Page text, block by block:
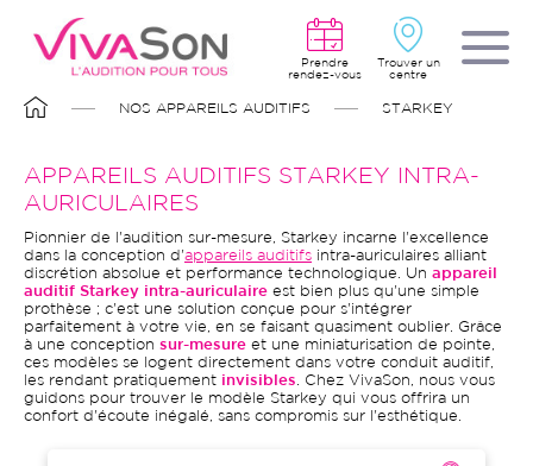
contenu
principal
Prendre
rendez-vous
Trouver un
centre
FIL
D'ARIANE
NOS APPAREILS AUDITIFS STARKEY
APPAREILS AUDITIFS STARKEY INTRA-
AURICULAIRES
Pionnier de l'audition sur-mesure, Starkey incarne l'excellence
dans la conception d'appareils auditifs intra-auriculaires alliant
discrétion absolue et performance technologique. Un appareil
auditif Starkey intra-auriculaire est bien plus qu'une simple
prothèse ; c'est une solution conçue pour s'intégrer
parfaitement à votre vie, en se faisant quasiment oublier. Grâce
à une conception sur-mesure et une miniaturisation de pointe,
ces modèles se logent directement dans votre conduit auditif,
les rendant pratiquement invisibles . Chez VivaSon, nous vous
guidons pour trouver le modèle Starkey qui vous offrira un
confort d'écoute inégalé, sans compromis sur l'esthétique.